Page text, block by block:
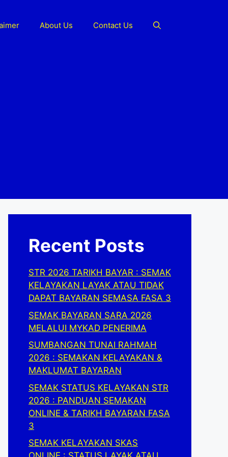
About Us Contact Us
Recent Posts
STR 2026 TARIKH BAYAR : SEMAK
KELAYAKAN LAYAK ATAU TIDAK
DAPAT BAYARAN SEMASA FASA 3
SEMAK BAYARAN SARA 2026
MELALUI MYKAD PENERIMA
SUMBANGAN TUNAI RAHMAH
2026 : SEMAKAN KELAYAKAN &
MAKLUMAT BAYARAN
SEMAK STATUS KELAYAKAN STR
2026 : PANDUAN SEMAKAN
ONLINE & TARIKH BAYARAN FASA
3
SEMAK KELAYAKAN SKAS